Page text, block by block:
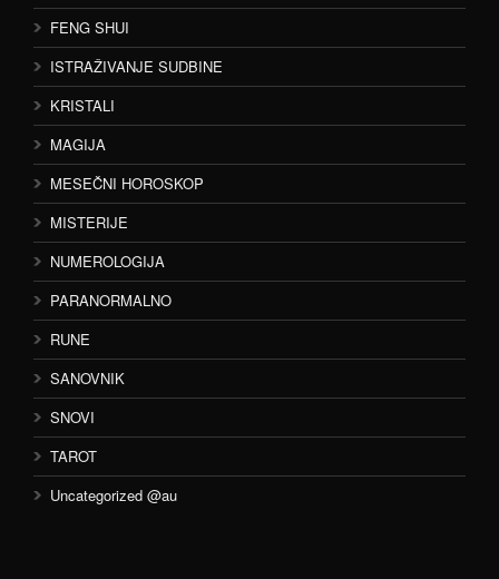
FENG SHUI
ISTRAŽIVANJE SUDBINE
KRISTALI
MAGIJA
MESEČNI HOROSKOP
MISTERIJE
NUMEROLOGIJA
PARANORMALNO
RUNE
SANOVNIK
SNOVI
TAROT
Uncategorized @au